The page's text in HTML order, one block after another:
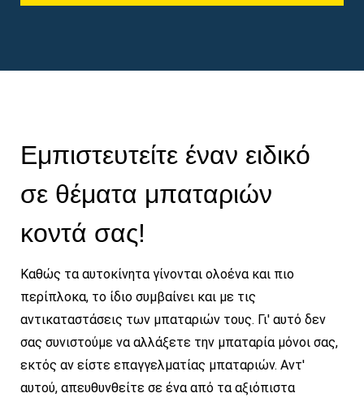
Εμπιστευτείτε έναν ειδικό
σε θέματα μπαταριών
κοντά σας!
Καθώς τα αυτοκίνητα γίνονται ολοένα και πιο
περίπλοκα, το ίδιο συμβαίνει και με τις
αντικαταστάσεις των μπαταριών τους. Γι' αυτό δεν
σας συνιστούμε να αλλάξετε την μπαταρία μόνοι σας,
εκτός αν είστε επαγγελματίας μπαταριών. Αντ'
αυτού, απευθυνθείτε σε ένα από τα αξιόπιστα